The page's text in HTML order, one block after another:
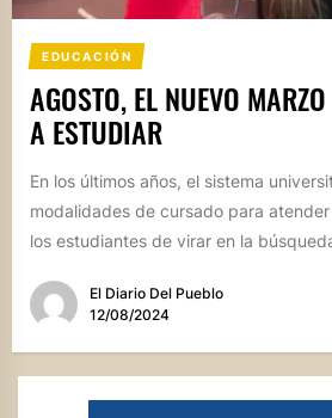
EDUCACIÓN
AGOSTO, EL NUEVO
A ESTUDIAR
En los últimos años, el sistema
modalidades de cursado para
los estudiantes de virar en la
El Diario Del Pueblo
12/08/2024